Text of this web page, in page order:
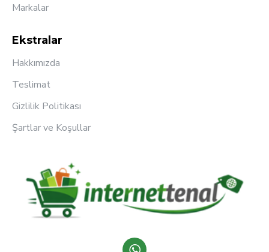
Markalar
Ekstralar
Hakkımızda
Teslimat
Gizlilik Politikası
Şartlar ve Koşullar